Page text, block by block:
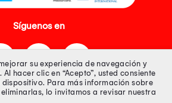
Síguenos en
su experiencia de navegación y
hacer clic en “Acepto”, usted consiente
dispositivo. Para más información sobre
lo invitamos a revisar nuestra